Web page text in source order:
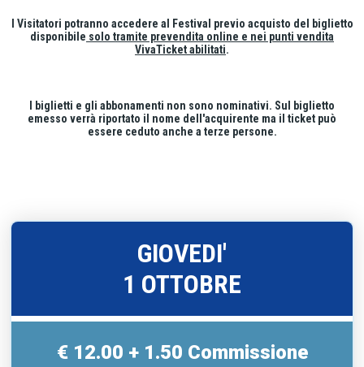
I Visitatori potranno accedere al Festival previo acquisto del biglietto
disponibile solo tramite prevendita online e nei punti vendita
VivaTicket abilitati.
I biglietti e gli abbonamenti non sono nominativi. Sul biglietto
emesso verrà riportato il nome dell'acquirente ma il ticket può
essere ceduto anche a terze persone.
GIOVEDI'
1 OTTOBRE
€ 12.00 + 1.50 Commissione